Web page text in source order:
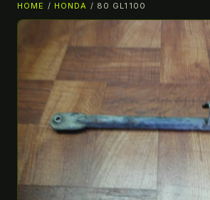
HOME / HONDA / 80 GL1100